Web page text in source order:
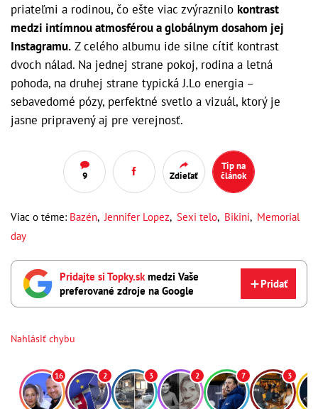
priateľmi a rodinou, čo ešte viac zvýraznilo kontrast
medzi intímnou atmosférou a globálnym dosahom jej
Instagramu. Z celého albumu ide silne cítiť kontrast
dvoch nálad. Na jednej strane pokoj, rodina a letná
pohoda, na druhej strane typická J.Lo energia –
sebavedomé pózy, perfektné svetlo a vizuál, ktorý je
jasne pripravený aj pre verejnosť.
9 Zdieľať
Tip na
článok
Viac o téme: Bazén,Jennifer Lopez, Sexi telo, Bikini, Memorial
day
Pridajte si Topky.sk medzi Vaše
preferované zdroje na Google
Pridať
Nahlásiť chybu
16 2 3 2 7 3